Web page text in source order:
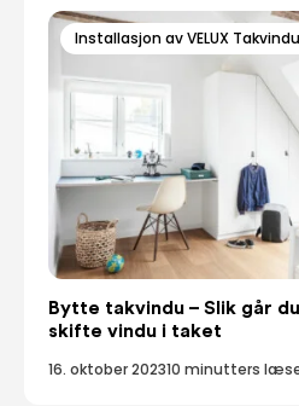
Installasjon av VELUX
Bytte takvindu – Slik går
skifte vindu i taket
16. oktober 202310 minutters